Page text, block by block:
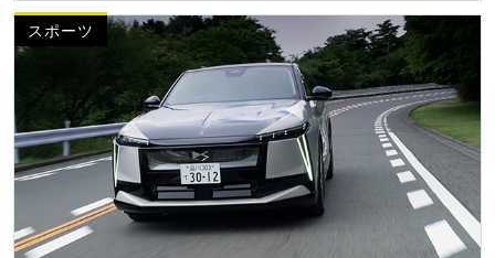
スポーツ